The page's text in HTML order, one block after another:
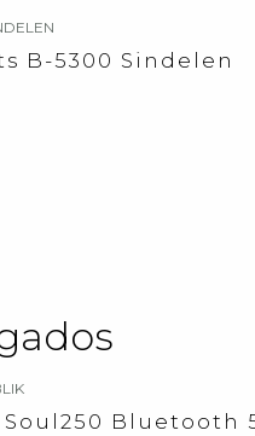
B-5300 Sindelen
Bluetooth